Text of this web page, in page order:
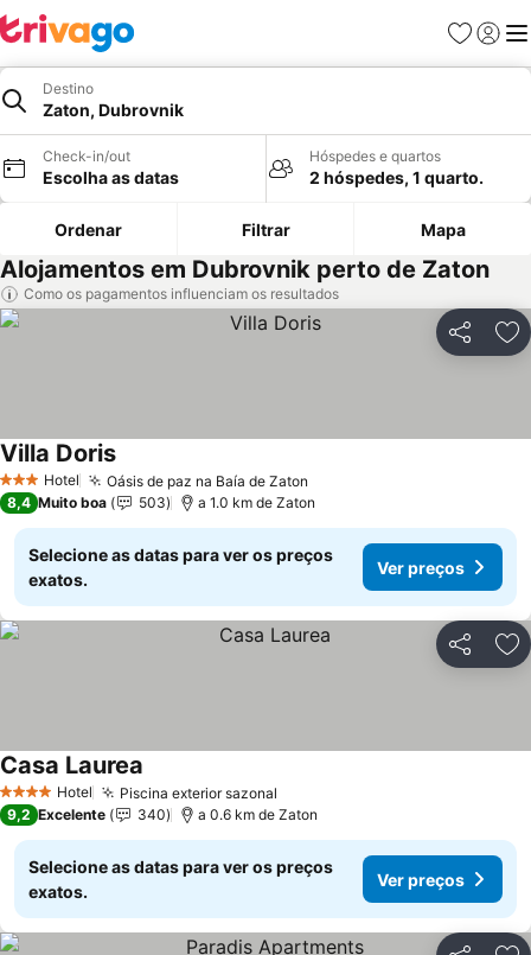
Favoritos
Iniciar
Destino
Zaton, Dubrovnik
Check-in/out
Escolha as datas
Hóspedes e quartos
2 hóspedes, 1 quarto.
Ordenar Filtrar Mapa
Alojamentos em Dubrovnik perto de Zaton
Como os pagamentos influenciam os resultados
Partilhar
3 EstrelasHotel Oásis de paz na Baía de Zaton
Villa DorisVer preços
8,4 Muito boa 503 a 1.0 km de Zaton
Selecione as datas para ver os preços
exatos.
Ver preços
Partilhar
4 EstrelasHotel Piscina exterior sazonal
Casa Laurea
9,2 Excelente 340 a 0.6 km de Zaton
Selecione as datas para ver os preços
exatos.
Ver preços